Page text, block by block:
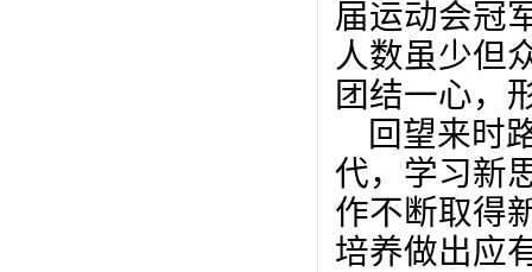
届运动会冠
人数虽少但
团结一心，
回望来时
代，学习新
作不断取得
培养做出应